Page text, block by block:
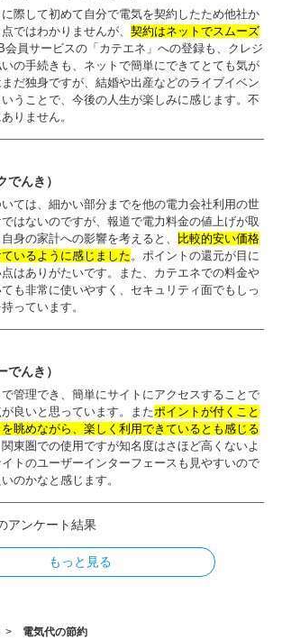
際して初めて自分で電気を契約したため他社か
ではわかりませんが、 契約はネットでスムーズ
会員サービスの「カテエネ」への登録も、クレジ
の手続きも、ネットで簡単にできてとても気が
だ独身ですが、結婚や出産などのライブイベン
うことで、今後の人生が楽しみに感じます。不
りません。
でんき）
ては、細かい部分までを他の電力会社利用の世
はないのですが、報道で電力料金の値上げが取
身の家計への影響を考えると、
比較的安い価格
いるように感じました。ポイントの還元が目に
はありがたいです。また、カテエネでの料金や
も非常に使いやすく、セキュリティ面でもしっ
っています。
でんき）
管理でき、簡単にサイトにアクセスすることで
良いと思っています。またポイントが付くこと
眺めながら、楽しく利用できているとも感じる
東圏での使用ですが知名度はさほど高くないよ
トのユーザーインターフェースも見やすいので
のかなと感じます。
アンケート結果
もっと見る
> 電気代の節約